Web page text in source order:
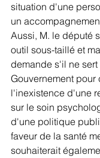
situation d'une
un
Aussi, M. le député
outil sous-taillé et
demande s'il ne
Gouvernement pour
l'inexistence d'une
sur le soin
d'une politique
faveur de la santé
souhaiterait